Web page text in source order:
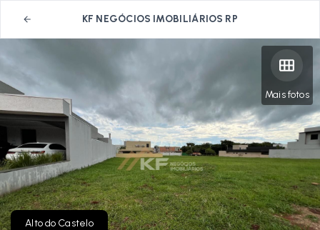
KF NEGÓCIOS IMOBILIÁRIOS RP
Mais fotos
Alto do Castelo